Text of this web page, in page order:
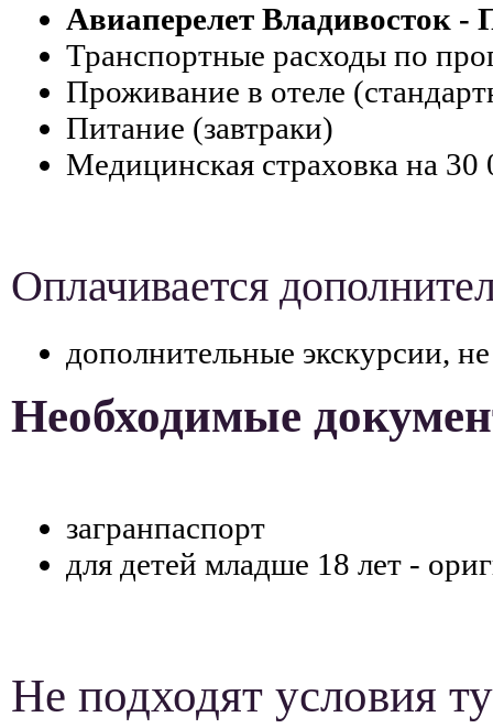
Авиаперелет Владивосток -
Транспортные расходы по
Проживание в отеле
Питание (завтраки)
Медицинская страховка на 30
Оплачивается
дополнительные экскурсии,
Необходимые
загранпаспорт
для детей младше 18 лет -
Не подходят условия